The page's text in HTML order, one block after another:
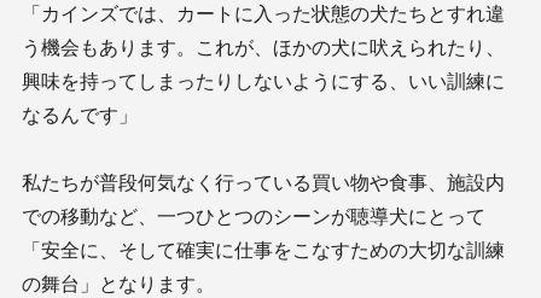
「カインズでは、カートに入った状態の犬たちとすれ違
う機会もあります。これが、ほかの犬に吠えられたり、
興味を持ってしまったりしないようにする、いい訓練に
なるんです」
私たちが普段何気なく行っている買い物や食事、施設内
での移動など、一つひとつのシーンが聴導犬にとって
「安全に、そして確実に仕事をこなすための大切な訓練
の舞台」となります。